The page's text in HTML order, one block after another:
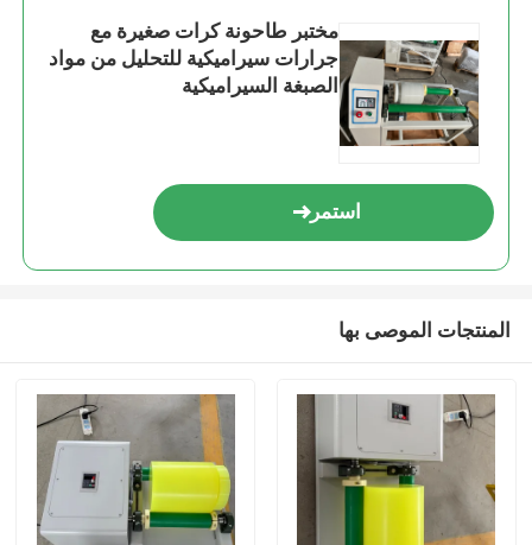
مختبر طاحونة كرات صغيرة مع
جرارات سيراميكية للتحليل من مواد
الصبغة السيراميكية
استمر
المنتجات الموصى بها